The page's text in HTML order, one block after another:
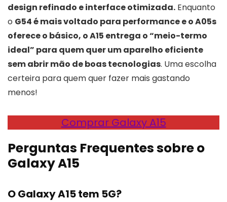
design refinado e interface otimizada. Enquanto
o G54 é mais voltado para performance e o A05s
oferece o básico, o A15 entrega o “meio-termo
ideal” para quem quer um aparelho eficiente
sem abrir mão de boas tecnologias. Uma escolha
certeira para quem quer fazer mais gastando
menos!
Comprar Galaxy A15
Perguntas Frequentes sobre o
Galaxy A15
O Galaxy A15 tem 5G?